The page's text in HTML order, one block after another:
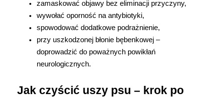
zamaskować objawy bez eliminacji przyczyny,
wywołać oporność na antybiotyki,
spowodować dodatkowe podrażnienie,
przy uszkodzonej błonie bębenkowej –
doprowadzić do poważnych powikłań
neurologicznych.
Jak czyścić uszy psu – krok po